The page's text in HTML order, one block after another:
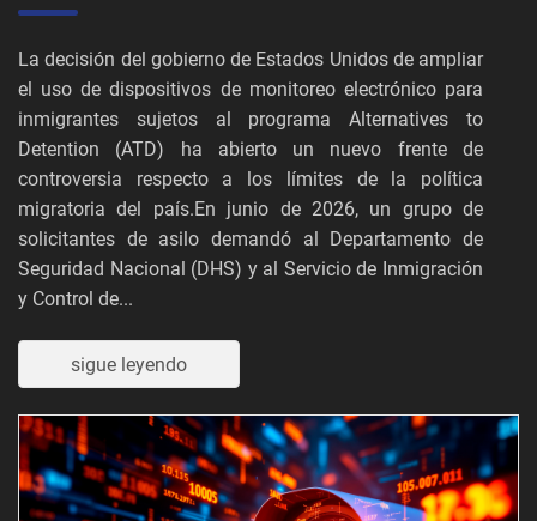
La decisión del gobierno de Estados Unidos de ampliar
el uso de dispositivos de monitoreo electrónico para
inmigrantes sujetos al programa Alternatives to
Detention (ATD) ha abierto un nuevo frente de
controversia respecto a los límites de la política
migratoria del país.En junio de 2026, un grupo de
solicitantes de asilo demandó al Departamento de
Seguridad Nacional (DHS) y al Servicio de Inmigración
y Control de...
sigue leyendo